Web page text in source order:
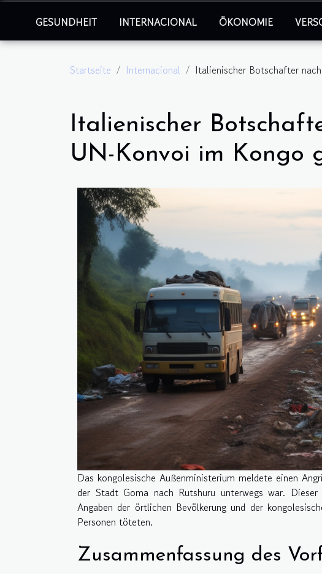
GESUNDHEIT INTERNACIONAL ÖKONOMIE
Startseite Internacional Italienischer Botschafter
Italienischer
UN-Konvoi im Kongo
Das kongolesische Außenministerium meldete einen
der Stadt Goma nach Rutshuru unterwegs war.
Angaben der örtlichen Bevölkerung und der
Personen töteten.
Zusammenfassung des